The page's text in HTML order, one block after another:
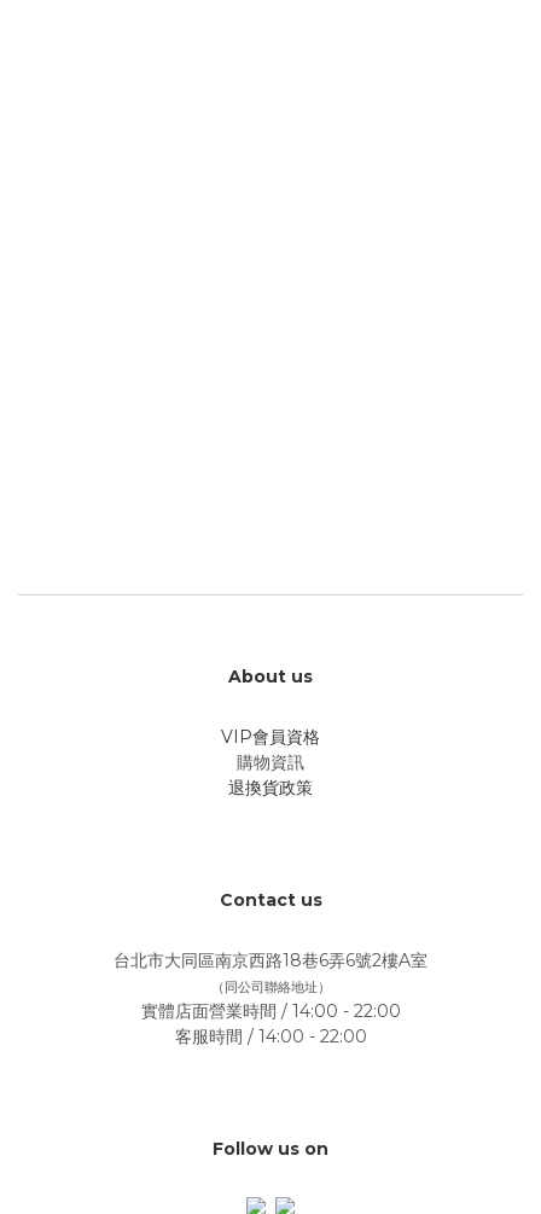
About us
VIP會員資格
購物資訊
退換貨政策
Contact us
台北市大同區南京西路18巷6弄6號2樓A室
（同公司聯絡地址）
實體店面營業時間 / 14:00 - 22:00
客服時間 / 14:00 - 22:00
Follow us on